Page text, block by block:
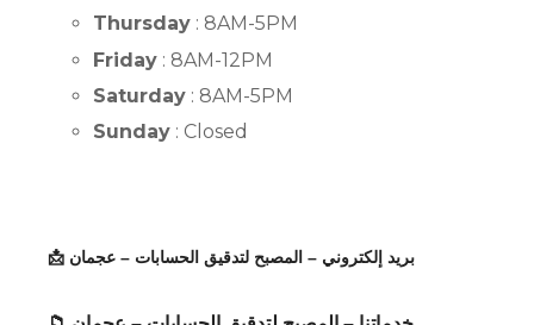
Thursday : 8AM-5PM
Friday : 8AM-12PM
Saturday : 8AM-5PM
Sunday : Closed
📩 بريد إلكتروني – المصبح لتدقيق الحسابات – عجمان